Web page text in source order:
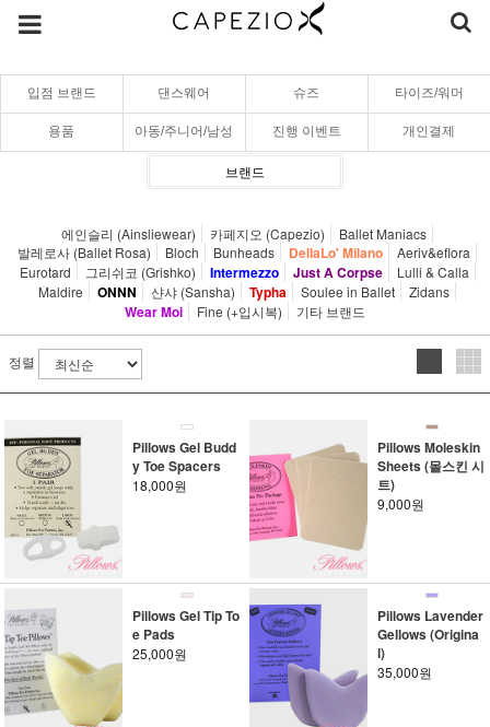
입점 브랜드 댄스웨어 슈즈 타이즈/워머
용품 아동/주니어/남성 진행 이벤트 개인결제
브랜드
에인슬리 (Ainsliewear) 카페지오 (Capezio)
Ballet Maniacs
발레로사 (Ballet Rosa)
Bloch Bunheads DellaLo' Milano
Aeriv&eflora
Eurotard
그리쉬코 (Grishko) Intermezzo Just A Corpse
Lulli & Calla
Maldire
ONNN 샨샤 (Sansha) Typha Soulee in Ballet Zidans
Wear Moi Fine (+입시복) 기타 브랜드
정렬
Pillows Gel Budd
y Toe Spacers
18,000원
Pillows Moleskin
Sheets (몰스킨 시
트)
9,000원
Pillows Gel Tip To
e Pads
25,000원
Pillows Lavender
Gellows (Origina
l)
35,000원